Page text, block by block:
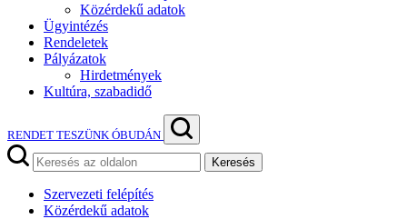
Közérdekű adatok
Ügyintézés
Rendeletek
Pályázatok
Hirdetmények
Kultúra, szabadidő
RENDET TESZÜNK ÓBUDÁN
Keresés
Szervezeti felépítés
Közérdekű adatok